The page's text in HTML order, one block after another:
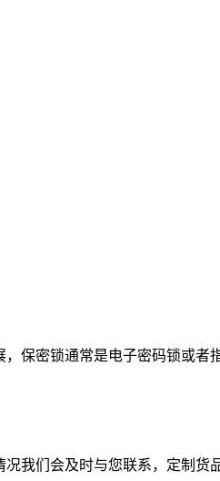
保密锁通常是电子密码锁或者
我们会及时与您联系，定制货